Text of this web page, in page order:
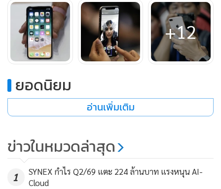
“จอภาพ HDR ยังรองรับ Dolby Vision และ HDR10 ซึ่งทั้งหมด
นี้ทำให้รูปภาพ และวิดีโอ ดูสวยสดงดงามยิ่งกว่าเดิม และการ
แสดงผลแบบ True Tone ที่เพิ่มเข้ามายังช่วยปรับไวต์บาลานซ์
บนหน้าจอให้ตรงกับแสงรอบ ๆ อยู่ตลอดเวลา จึงทำให้
กำลังดูแผ่นกระดาษจริง ๆ” แอปเปิล ระบุ
ชิปใน iPhone X ถูกเรียกว่า A11 Bionic เป็น CPU แบบ 6 คอร์
ตอนนี้ iPhone X มี 2 สี คือ สีเงิน และสีเทาสเปซเกรย์ สามารถ
ทนน้ำ และฝุ่น ที่ระดับ IP67 ระดับเดียวกับ iPhone 7 รุ่นพี่
+12
ยอดนิยม
อ่านเพิ่มเติม
ข่าวในหมวดล่าสุด
1
SYNEX กำไร Q2/69 แตะ 224 ล้านบาท แรงหนุน AI-
Cloud